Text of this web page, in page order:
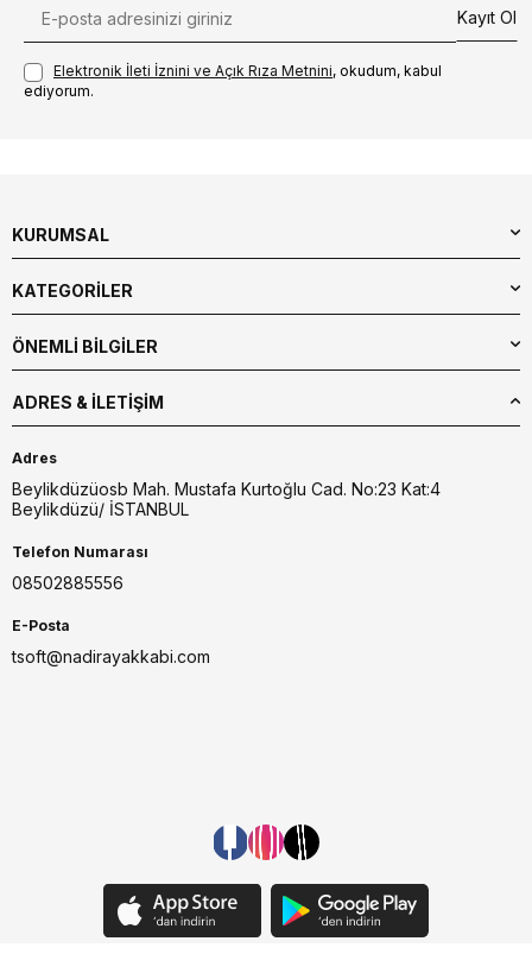
Kayıt Ol
Elektronik İleti İzni‌ni ve Açık Rıza Metni‌ni, okudum, kabul
ediyorum.
KURUMSAL
KATEGORİLER
ÖNEMLİ BİLGİLER
ADRES & İLETIŞIM
Adres
Beylikdüzüosb Mah. Mustafa Kurtoğlu Cad. No:23 Kat:4
Beylikdüzü/ İSTANBUL
Telefon Numarası
08502885556
E-Posta
tsoft@nadirayakkabi.com